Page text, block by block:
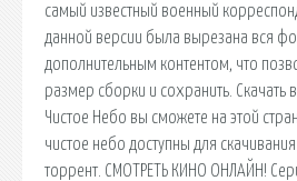
самый известный военный
данной версии была вырезана вся
дополнительным контентом, что
размер сборки и сохранить. Скачать
Чистое Небо вы сможете на этой
чистое небо доступны для
торрент. СМОТРЕТЬ КИНО ОНЛАЙН!